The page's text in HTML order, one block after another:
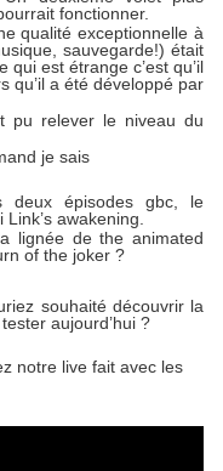
fonctionner.
qualité exceptionnelle à
sauvegarde!) était
qui est étrange c’est qu’il
qu’il a été développé par
pu relever le niveau du
je sais
deux épisodes gbc, le
awakening.
lignée de the animated
of the joker ?
souhaité découvrir la
aujourd’hui ?
notre live fait avec les